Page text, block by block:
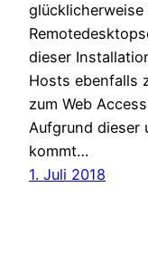
glücklicherweise
dieser
Hosts ebenfalls
zum Web
Aufgrund dieser
kommt…
1. Juli 2018